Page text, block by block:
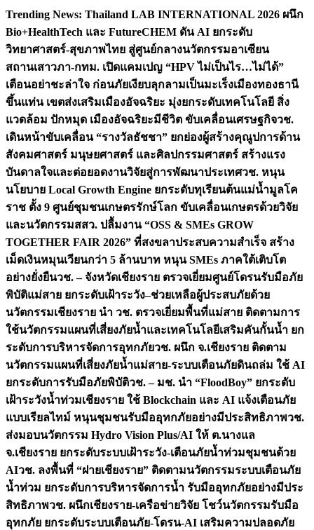
Skip
content
Trending News: Thailand LAB INTERNATIONAL 2026 ผนึก
Bio+HealthTech และ FutureCHEM ดัน AI ยกระดับ
วิทยาศาสตร์-สุขภาพไทย สู่ศูนย์กลางนวัตกรรมอาเซียน
สถานเสาวภา-กทม. เปิดแคมเปญ “HPV ไม่เป็นไร…ไม่ได้”
เตือนอย่าชะล่าใจ ก่อนภัยเงียบลุกลามเป็นมะเร็งเมืองทองธานี
ขึ้นแท่น เขตส่งเสริมเมืองอัจฉริยะ มุ่งยกระดับเทคโนโลยี สิ่ง
แวดล้อม ปักหมุด เมืองอัจฉริยะมีชีวิต ขับเคลื่อนเศรษฐกิจวช.
เดินหน้าขับเคลื่อน “รางวัลธัชชา” ยกย่องผู้สร้างคุณูปการด้าน
สังคมศาสตร์ มนุษยศาสตร์ และศิลปกรรมศาสตร์ สร้างแรง
บันดาลใจและต่อยอดงานวิจัยสู่การพัฒนาประเทศวช. หนุน
นโยบาย Local Growth Engine ยกระดับทุเรียนต้นแม่น้ำมูลโค
ราช ตั้ง 9 ศูนย์ชุมชนเกษตรรักษ์โลก ขับเคลื่อนเกษตรด้วยวิจัย
และนวัตกรรมสสว. ปลื้มงาน “OSS & SMEs GROW
TOGETHER FAIR 2026” ที่สงขลาประสบความสำเร็จ สร้าง
เม็ดเงินหมุนเวียนกว่า 5 ล้านบาท หนุน SMEs ภาคใต้เติบโต
อย่างยั่งยืนวช. – จังหวัดเชียงราย ตรวจเยี่ยมศูนย์โดรนรับมือภัย
พิบัติแม่สาย ยกระดับเฝ้าระวัง–ช่วยเหลือผู้ประสบภัยด้วย
นวัตกรรมเชียงราย นำ วช. ตรวจเยี่ยมพื้นที่แม่สาย ติดตามการ
ใช้นวัตกรรมแผนที่เสี่ยงภัยน้ำและเทคโนโลยีเสริมคันกั้นน้ำ ยก
ระดับการบริหารจัดการอุทกภัยวช. ผนึก จ.เชียงราย ติดตาม
นวัตกรรมแผนที่เสี่ยงภัยน้ำแม่สาย-ระบบเตือนภัยดินถล่ม ใช้ AI
ยกระดับการรับมือภัยพิบัติวช. – มช. นำ “FloodBoy” ยกระดับ
เฝ้าระวังน้ำท่วมเชียงราย ใช้ Blockchain และ AI แจ้งเตือนภัย
แบบเรียลไทม์ หนุนชุมชนรับมืออุทกภัยอย่างมีประสิทธิภาพวช.
ส่งมอบนวัตกรรม Hydro Vision Plus/AI ให้ ต.นางแล
จ.เชียงราย ยกระดับระบบเฝ้าระวัง-เตือนภัยน้ำท่วมชุมชนด้วย
AIวช. ลงพื้นที่ “ฝายเชียงราย” ติดตามนวัตกรรมระบบเตือนภัย
น้ำท่วม ยกระดับการบริหารจัดการน้ำ รับมืออุทกภัยอย่างมีประ
สิทธิภาพวช. ผนึกเชียงราย-เครือข่ายวิจัย โชว์นวัตกรรมรับมือ
อุทกภัย ยกระดับระบบเตือนภัย-โดรน-AI เสริมความปลอดภัย